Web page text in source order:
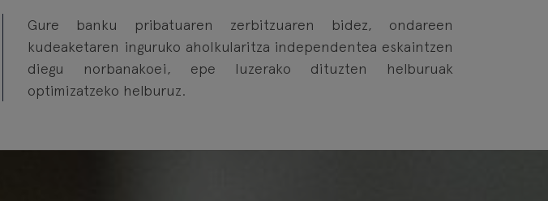
Gure banku pribatuaren zerbitzuaren bidez, ondareen
kudeaketaren inguruko aholkularitza independentea eskaintzen
diegu norbanakoei, epe luzerako dituzten helburuak
optimizatzeko helburuz.